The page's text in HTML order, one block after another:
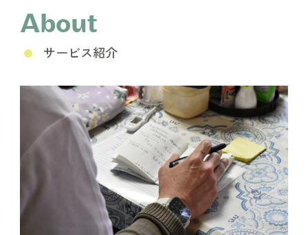
About
サービス紹介